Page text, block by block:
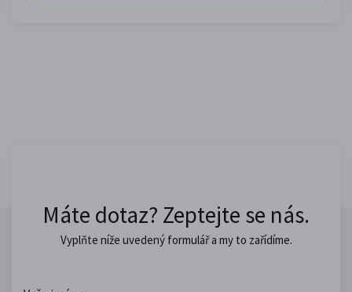
Máte dotaz? Zeptejte se nás.
Vyplňte níže uvedený formulář a my to zařídíme.